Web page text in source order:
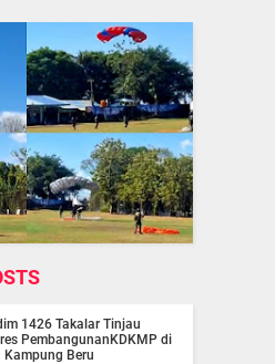
1426 Takalar Tinjau
PembangunanKDKMP di
Kampung Beru